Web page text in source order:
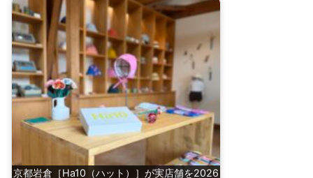
京都岩倉［Ha10（ハット）］が実店舗を2026